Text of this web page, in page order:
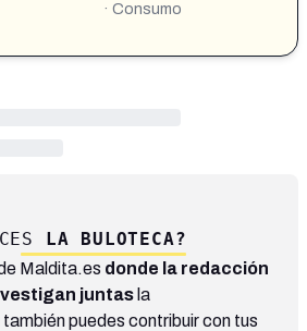
· Consumo
LA BULOTECA?
Maldita.es donde la redacción
juntas la
puedes contribuir con tus